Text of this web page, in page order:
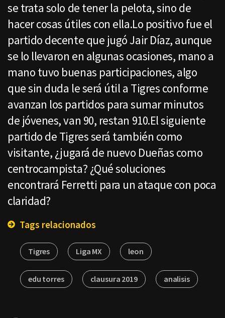
se trata solo de tener la pelota, sino de
hacer cosas útiles con ella.Lo positivo fue el
partido decente que jugó Jair Díaz, aunque
se lo llevaron en algunas ocasiones, mano a
mano tuvo buenas participaciones, algo
que sin duda le será útil a Tigres conforme
avanzan los partidos para sumar minutos
de jóvenes, van 90, restan 910.El siguiente
partido de Tigres será también como
visitante, ¿jugará de nuevo Dueñas como
centrocampista? ¿Qué soluciones
encontrará Ferretti para un ataque con poca
claridad?
Tags relacionados
Tigres Liga MX leon
edu torres clausura 2019 analisis